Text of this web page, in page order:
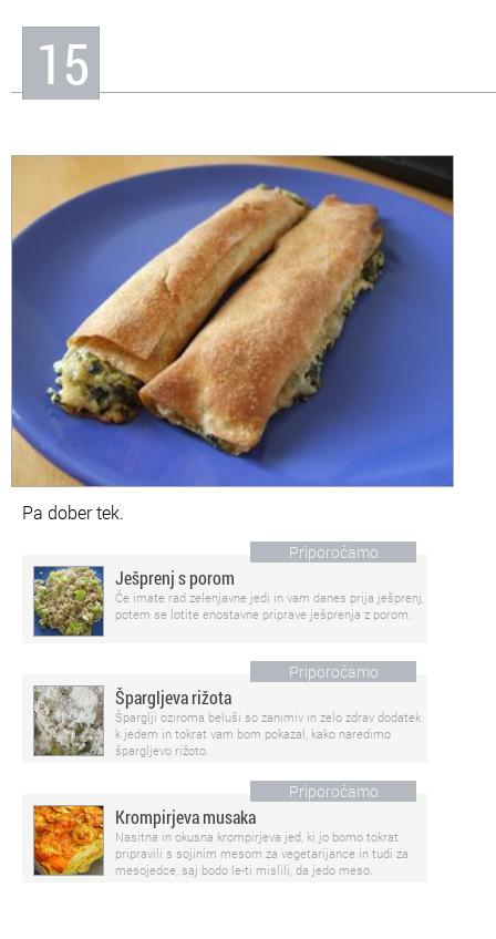
15
Pa dober tek.
Priporočamo
Ješprenj s porom
Če imate rad zelenjavne jedi in vam danes prija ješprenj,
potem se lotite enostavne priprave ješprenja z porom.
Priporočamo
Špargljeva rižota
Šparglji oziroma beluši so zanimiv in zelo zdrav dodatek
k jedem in tokrat vam bom pokazal, kako naredimo
špargljevo rižoto.
Priporočamo
Krompirjeva musaka
Nasitna in okusna krompirjeva jed, ki jo bomo tokrat
pripravili s sojinim mesom za vegetarijance in tudi za
mesojedce, saj bodo le-ti mislili, da jedo meso.